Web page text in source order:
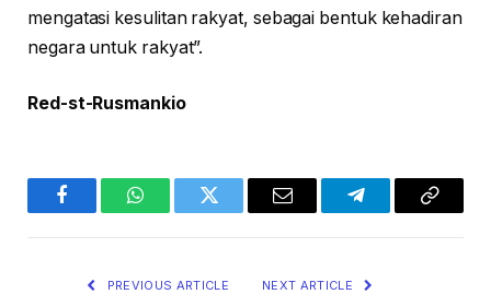
mengatasi kesulitan rakyat, sebagai bentuk kehadiran
negara untuk rakyat”.
Red-st-Rusmankio
FacebookWhatsAppTwitter Email TelegramCopy
PREVIOUS ARTICLE NEXT ARTICLE